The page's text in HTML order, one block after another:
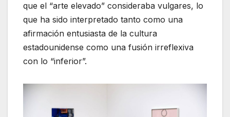
que el “arte elevado” consideraba vulgares, lo
que ha sido interpretado tanto como una
afirmación entusiasta de la cultura
estadounidense como una fusión irreflexiva
con lo “inferior”.